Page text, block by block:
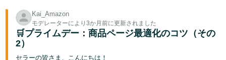
文
-
CN
Kai_Amazon
モデレーターにより3か月前に更新されました
🛒プライムデー：商品ページ最適化のコツ（その
2）
セラーの皆さま、こんにちは！